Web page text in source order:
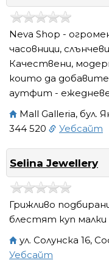
Neva Shop -
часовници,
Качествени,
които да
аутфит -
Mall Galleria, бул.
344 520
Уебсайт
Selina Jewellery
Грижливо
блестят куп
ул. Солунска 16,
Уебсайт